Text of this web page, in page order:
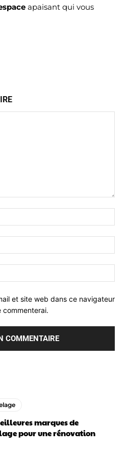
apaisant qui vous
:*
:*
:
et site web dans ce navigateur
commenterai.
marques de
pour une rénovation